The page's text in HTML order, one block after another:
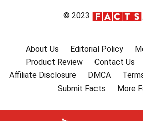
© 2023
About Us Editorial Policy
Product Review
Contact Us
Affiliate Disclosure
DMCA
Submit Facts
More